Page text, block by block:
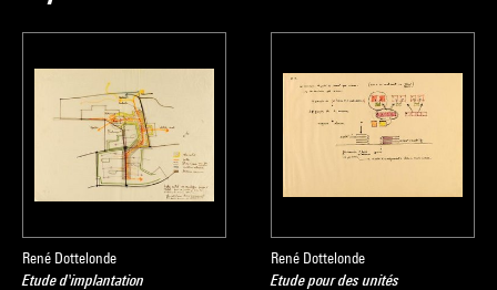
René Dottelonde
Etude d'implantation
René Dottelonde
Etude pour des unités